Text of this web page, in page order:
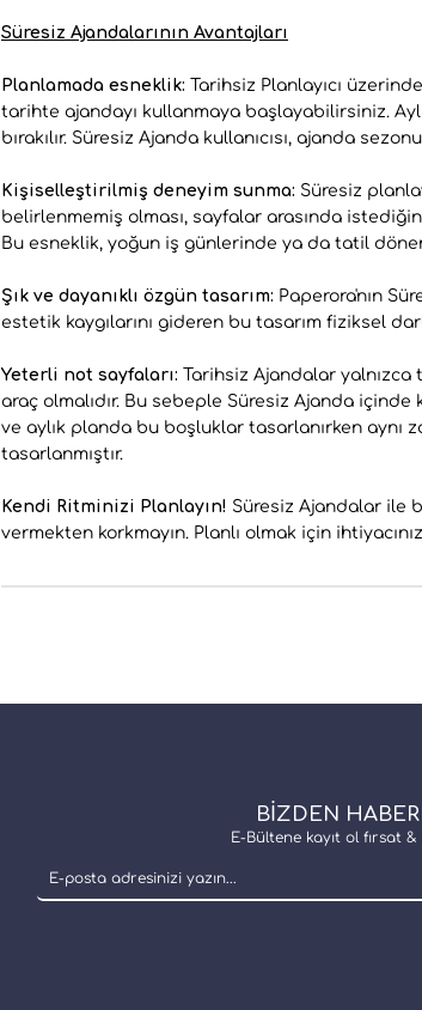
Süresiz Ajandalarının Avantajları
Planlamada esneklik: Tarihsiz Planlayıcı
tarihte ajandayı kullanmaya başlayabilirsiniz.
bırakılır. Süresiz Ajanda kullanıcısı, ajanda
Kişiselleştirilmiş deneyim sunma: Süresiz
belirlenmemiş olması, sayfalar arasında
Bu esneklik, yoğun iş günlerinde ya da tatil
Şık ve dayanıklı özgün tasarım: Paperora'nın
estetik kaygılarını gideren bu tasarım fiziksel
Yeterli not sayfaları: Tarihsiz Ajandalar yalnızca
araç olmalıdır. Bu sebeple Süresiz Ajanda
ve aylık planda bu boşluklar tasarlanırken aynı
tasarlanmıştır.
Kendi Ritminizi Planlayın! Süresiz Ajandalar ile
vermekten korkmayın. Planlı olmak için
BİZDEN
E-Bültene kayıt ol fırsat